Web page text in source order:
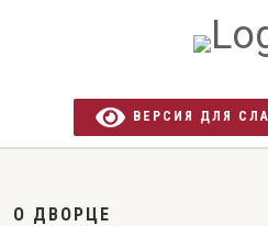
ВЕРСИЯ ДЛЯ
О ДВОРЦЕ